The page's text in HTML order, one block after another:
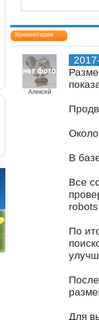
Комментарии
Алексей
В
Все
По
Для